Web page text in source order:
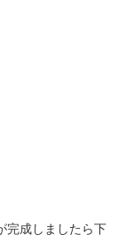
完成しましたら下